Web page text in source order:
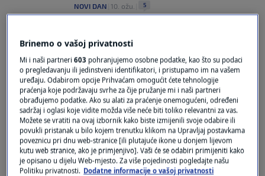
NOVI DAN 10. ožu. 5
Oglas
Brinemo o vašoj privatnosti
Mi i naši partneri603 pohranjujemo osobne podatke, kao što su podaci
o pregledavanju ili jedinstveni identifikatori, i pristupamo im na vašem
uređaju. Odabirom opcije Prihvaćam omogućit ćete tehnologije
praćenja koje podržavaju svrhe za čije pružanje mi i naši partneri
obrađujemo podatke. Ako su alati za praćenje onemogućeni, određeni
sadržaj i oglasi koje vidite možda više neće biti toliko relevantni za vas.
Možete se vratiti na ovaj izbornik kako biste izmijenili svoje odabire ili
povukli pristanak u bilo kojem trenutku klikom na Upravljaj postavkama
poveznicu pri dnu web-stranice [ili plutajuće ikone u donjem lijevom
kutu web stranice, ako je primjenjivo]. Vaši će se odabiri primijeniti kako
je opisano u dijelu Web-mjesto. Za više pojedinosti pogledajte našu
Politiku privatnosti. Dodatne informacije o vašoj privatnosti